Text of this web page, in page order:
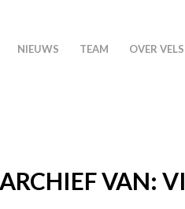
NIEUWS TEAM OVER
VAN: